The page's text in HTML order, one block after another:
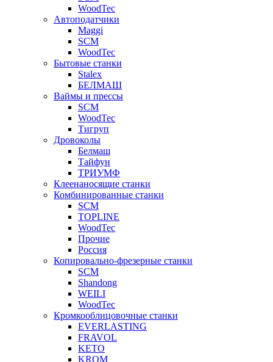
WoodTec
Автоподатчики
Maggi
SCM
WoodTec
Бытовые станки
Stalex
БЕЛМАШ
Ваймы и прессы
SCM
WoodTec
Тигруп
Дровоколы
Белмаш
Тайфун
ТРИУМФ
Клеенаносящие станки
Комбинированные станки
SCM
TOPLINE
WoodTec
Прочие
Россия
Копировально-фрезерные станки
SCM
Shandong
WEILI
WoodTec
Кромкооблицовочные станки
EVERLASTING
FRAVOL
KETO
KROM